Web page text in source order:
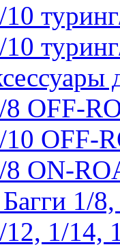
OFF-
OFF-
ON-
1/
1/14,